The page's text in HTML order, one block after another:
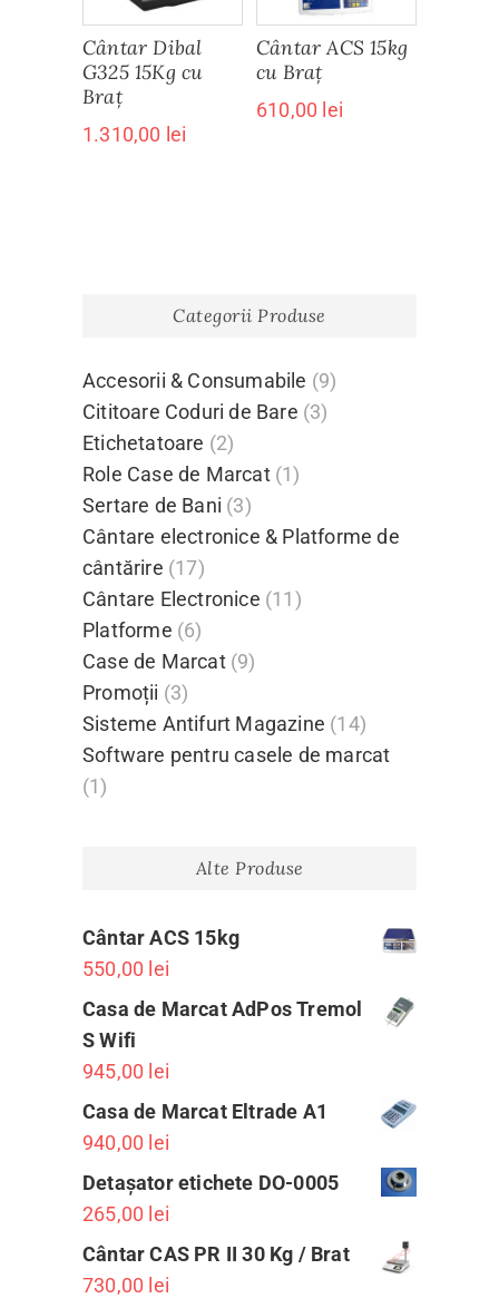
Cântar Dibal
G325 15Kg cu
Braț
1.310,00 lei
Cântar ACS 15kg
cu Braț
610,00 lei
Categorii Produse
Accesorii & Consumabile (9)
Cititoare Coduri de Bare (3)
Etichetatoare (2)
Role Case de Marcat (1)
Sertare de Bani (3)
Cântare electronice & Platforme de
cântărire (17)
Cântare Electronice (11)
Platforme (6)
Case de Marcat (9)
Promoții (3)
Sisteme Antifurt Magazine (14)
Software pentru casele de marcat
(1)
Alte Produse
Cântar ACS 15kg
550,00 lei
Casa de Marcat AdPos Tremol
S Wifi
945,00 lei
Casa de Marcat Eltrade A1
940,00 lei
Detașator etichete DO-0005
265,00 lei
Cântar CAS PR II 30 Kg / Brat
730,00 lei